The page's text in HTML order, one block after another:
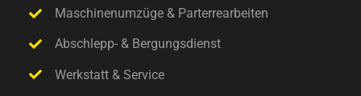
Maschinenumzüge & Parterrearbeiten
Abschlepp- & Bergungsdienst
Werkstatt & Service